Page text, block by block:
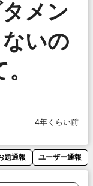
メン
いの
。
4年くらい前
題通報 ユーザー通報